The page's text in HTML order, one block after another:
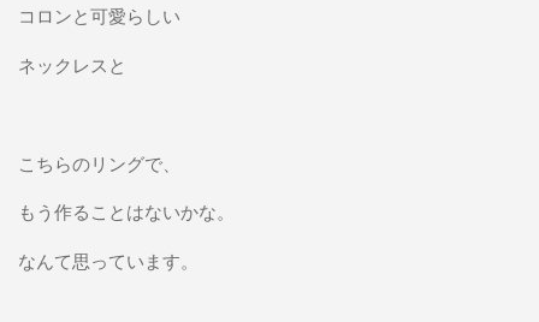
コロンと可愛らしい
ネックレスと
こちらのリングで、
もう作ることはないかな。
なんて思っています。